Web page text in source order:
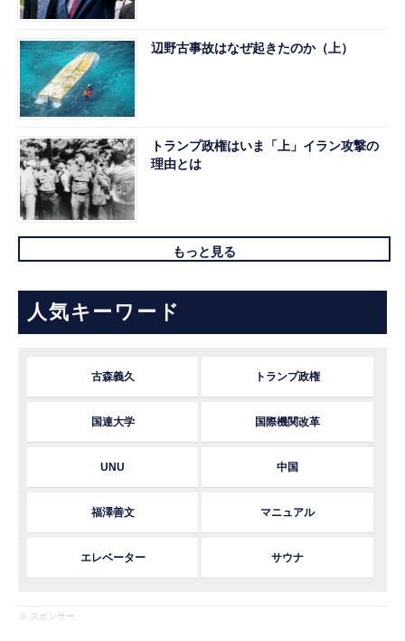
辺野古事故はなぜ起きたのか（上）
トランプ政権はいま「上」イラン攻撃の
理由とは
もっと見る
人気キーワード
古森義久 トランプ政権
国連大学 国際機関改革
UNU 中国
福澤善文 マニュアル
エレベーター サウナ
※ スポンサー